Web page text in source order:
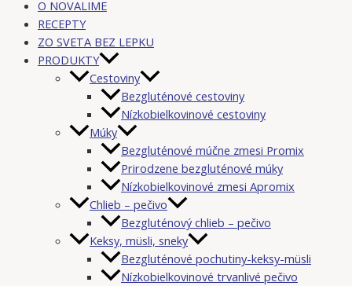
O NOVALIME
RECEPTY
ZO SVETA BEZ LEPKU
PRODUKTY
Cestoviny
Bezgluténové cestoviny
Nízkobielkovinové cestoviny
Múky
Bezgluténové múčne zmesi Promix
Prirodzene bezgluténové múky
Nízkobielkovinové zmesi Apromix
Chlieb – pečivo
Bezgluténový chlieb – pečivo
Keksy, müsli, sneky
Bezgluténové pochutiny-keksy-müsli
Nízkobielkovinové trvanlivé pečivo